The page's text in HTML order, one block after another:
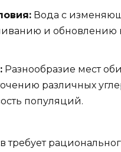
Вода с
и обновлению
Разнообразие мест
различных
популяций.
требует